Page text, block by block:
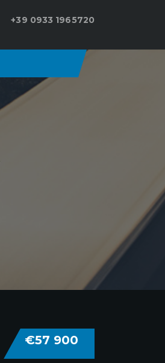
+39 0933 1965720
€57 900